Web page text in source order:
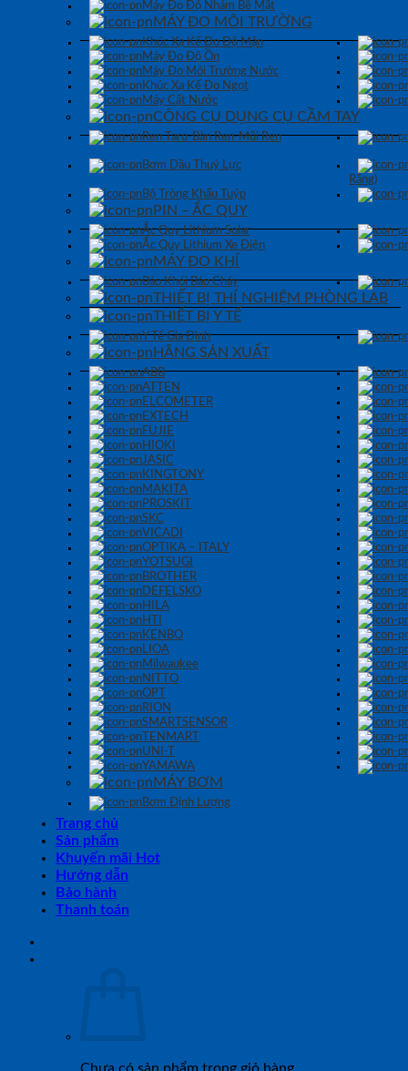
Máy Đo Độ Nhám Bề Mặt
MÁY ĐO MÔI TRƯỜNG
Khúc Xạ Kế Đo Độ Mặn
Máy Đo Độ Ồn
Máy Đo Môi Trường Nước
Khúc Xạ Kế Đo Ngọt
Máy Cất Nước
CÔNG CỤ DỤNG CỤ CẦM TAY
Ren Taro-Bàn Ren-Mũi Ren
Bơm Dầu Thuỷ Lực
Răng)
Bộ Tròng Khẩu Tuýp
PIN – ẮC QUY
Ắc Quy Lithium Solar
Ắc Quy Lithium Xe Điện
MÁY ĐO KHÍ
Báo Khói Báo Cháy
THIẾT BỊ THÍ NGHIỆM PHÒNG LAB
THIẾT BỊ Y TẾ
Y Tế Gia Đình
HÃNG SẢN XUẤT
ABB
ATTEN
ELCOMETER
EXTECH
FUJIE
HIOKI
JASIC
KINGTONY
MAKITA
PROSKIT
SKC
VICADI
OPTIKA – ITALY
YOTSUGI
BROTHER
DEFELSKO
HILA
HTI
KENBO
LIOA
Milwaukee
NITTO
OPT
RION
SMARTSENSOR
TENMART
UNI-T
YAMAWA
MÁY BƠM
Bơm Định Lượng
Trang chủ
Sản phẩm
Khuyến mãi Hot
Hướng dẫn
Bảo hành
Thanh toán